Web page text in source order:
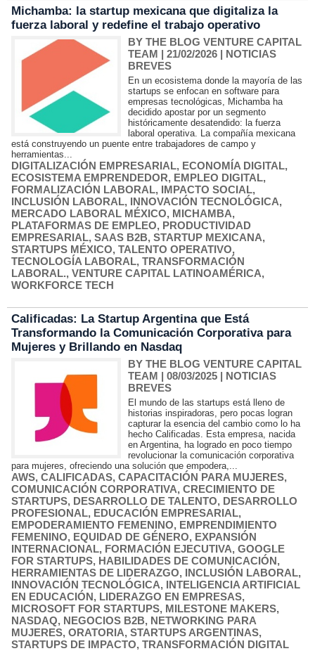
Michamba: la startup mexicana que digitaliza la
fuerza laboral y redefine el trabajo operativo
BY THE BLOG VENTURE CAPITAL
TEAM | 21/02/2026 | NOTICIAS
BREVES
En un ecosistema donde la mayoría de las
startups se enfocan en software para
empresas tecnológicas, Michamba ha
decidido apostar por un segmento
históricamente desatendido: la fuerza
laboral operativa. La compañía mexicana
está construyendo un puente entre trabajadores de campo y
herramientas...
DIGITALIZACIÓN EMPRESARIAL, ECONOMÍA DIGITAL,
ECOSISTEMA EMPRENDEDOR, EMPLEO DIGITAL,
FORMALIZACIÓN LABORAL, IMPACTO SOCIAL,
INCLUSIÓN LABORAL, INNOVACIÓN TECNOLÓGICA,
MERCADO LABORAL MÉXICO, MICHAMBA,
PLATAFORMAS DE EMPLEO, PRODUCTIVIDAD
EMPRESARIAL, SAAS B2B, STARTUP MEXICANA,
STARTUPS MÉXICO, TALENTO OPERATIVO,
TECNOLOGÍA LABORAL, TRANSFORMACIÓN
LABORAL., VENTURE CAPITAL LATINOAMÉRICA,
WORKFORCE TECH
Calificadas: La Startup Argentina que Está
Transformando la Comunicación Corporativa para
Mujeres y Brillando en Nasdaq
BY THE BLOG VENTURE CAPITAL
TEAM | 08/03/2025 | NOTICIAS
BREVES
El mundo de las startups está lleno de
historias inspiradoras, pero pocas logran
capturar la esencia del cambio como lo ha
hecho Calificadas. Esta empresa, nacida
en Argentina, ha logrado en poco tiempo
revolucionar la comunicación corporativa
para mujeres, ofreciendo una solución que empodera,...
AWS, CALIFICADAS, CAPACITACIÓN PARA MUJERES,
COMUNICACIÓN CORPORATIVA, CRECIMIENTO DE
STARTUPS, DESARROLLO DE TALENTO, DESARROLLO
PROFESIONAL, EDUCACIÓN EMPRESARIAL,
EMPODERAMIENTO FEMENINO, EMPRENDIMIENTO
FEMENINO, EQUIDAD DE GÉNERO, EXPANSIÓN
INTERNACIONAL, FORMACIÓN EJECUTIVA, GOOGLE
FOR STARTUPS, HABILIDADES DE COMUNICACIÓN,
HERRAMIENTAS DE LIDERAZGO, INCLUSIÓN LABORAL,
INNOVACIÓN TECNOLÓGICA, INTELIGENCIA ARTIFICIAL
EN EDUCACIÓN, LIDERAZGO EN EMPRESAS,
MICROSOFT FOR STARTUPS, MILESTONE MAKERS,
NASDAQ, NEGOCIOS B2B, NETWORKING PARA
MUJERES, ORATORIA, STARTUPS ARGENTINAS,
STARTUPS DE IMPACTO, TRANSFORMACIÓN DIGITAL